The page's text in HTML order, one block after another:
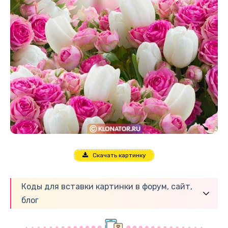
Скачать картинку
Коды для вставки картинки в форум, сайт,
блог